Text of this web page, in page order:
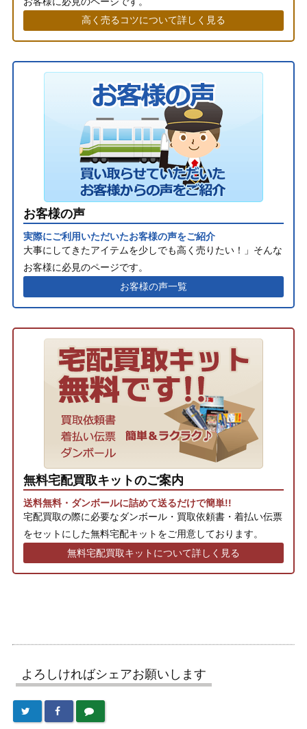
高く売るコツについて詳しく見る
お客様の声
実際にご利用いただいたお客様の声をご紹介
大事にしてきたアイテムを少しでも高く売りたい！」そんな
お客様に必見のページです。
お客様の声一覧
無料宅配買取キットのご案内
送料無料・ダンボールに詰めて送るだけで簡単!!
宅配買取の際に必要なダンボール・買取依頼書・着払い伝票
をセットにした無料宅配キットをご用意しております。
無料宅配買取キットについて詳しく見る
よろしければシェアお願いします